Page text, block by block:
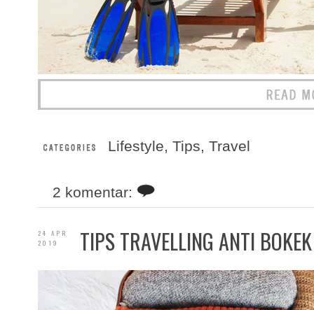
Lifestyle, Tips, Travel
2 komentar:
24 APR
2019
TIPS TRAVELLING ANTI